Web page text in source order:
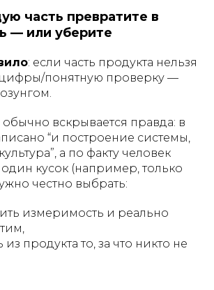
часть превратите в
— или уберите
: если часть продукта нельзя
цифры/понятную проверку —
вскрывается правда: в
“и построение системы,
а по факту человек
один кусок (например, только
честно выбрать:
измеримость и реально
продукта то, за что никто не